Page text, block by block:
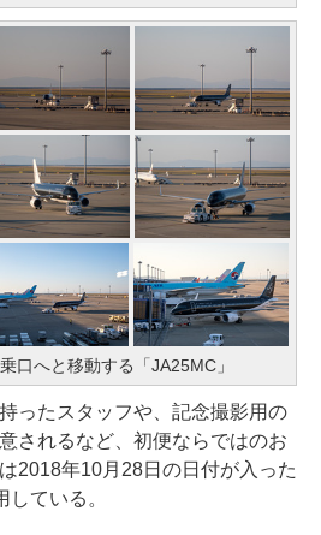
口へと移動する「JA25MC」
ったスタッフや、記念撮影用の
されるなど、初便ならではのお
2018年10月28日の日付が入った
ている。